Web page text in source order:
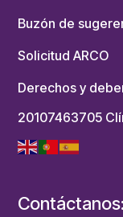
Buzón de
Solicitud ARCO
Derechos y
20107463705
Contáctanos: